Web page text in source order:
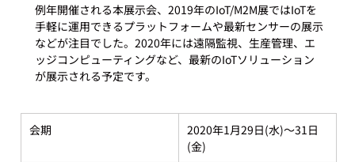
例年開催される本展示会、2019年のIoT/M2M展ではIoTを
手軽に運用できるプラットフォームや最新センサーの展示
などが注目でした。2020年には遠隔監視、生産管理、エ
ッジコンピューティングなど、最新のIoTソリューション
会期
2020年1月29日(水)～31日
(金)